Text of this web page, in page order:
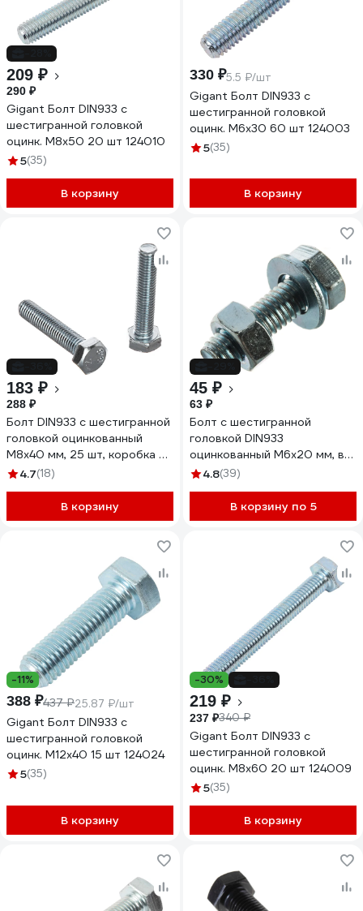
209 ₽
290 ₽
Gigant Болт DIN933 с
шестигранной головкой
оцинк. М8x50 20 шт 124010
5(35)
В корзину
330 ₽5.5 ₽/шт
Gigant Болт DIN933 с
шестигранной головкой
оцинк. М6x30 60 шт 124003
5(35)
В корзину
183 ₽
288 ₽
Болт DIN933 с шестигранной
головкой оцинкованный
М8x40 мм, 25 шт, коробка с
окном Tech-Kr Zitar 105210
4.7(18)
В корзину
45 ₽
63 ₽
Болт с шестигранной
головкой DIN933
оцинкованный М6x20 мм, в
комплекте с гайкой и
4.8(39)
В корзину по 5
-11%
388 ₽437 ₽25.87 ₽/шт
Gigant Болт DIN933 с
шестигранной головкой
оцинк. М12x40 15 шт 124024
5(35)
В корзину
-30%
219 ₽
237 ₽340 ₽
Gigant Болт DIN933 с
шестигранной головкой
оцинк. М8x60 20 шт 124009
5(35)
В корзину